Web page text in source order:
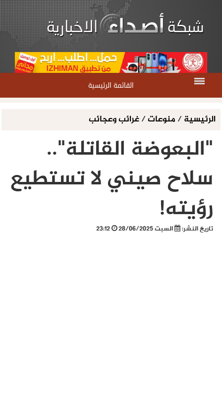
القائمة الرئيسية
الرئيسية/ منوعات/غرائب وعجائب
"البعوضة القاتلة"..
سلاح صيني لا تستطيع
رؤيته!
تاريخ النشر: السبت 28/06/2025